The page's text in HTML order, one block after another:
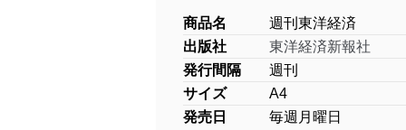
商品名
週刊東洋経済
出版社
東洋経済新報社
発行間隔
週刊
サイズ
A4
発売日
毎週月曜日